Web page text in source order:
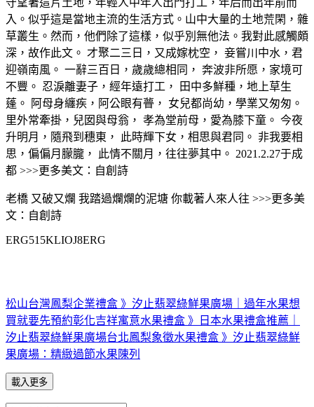
守望著這片土地，年輕人中年人出門打工，年后而出年前而
入。似乎這是當地主流的生活方式。山中大量的土地荒閑，雜
草叢生。然而，他們除了這樣，似乎別無他法。我對此感觸頗
深，故作此文。 才聚二三日，又成嫁枕空， 妾嘗川中水，君
迎嶺南風。 一辭三百日，歲歲總相同， 奔波非所愿，家境可
不豐。 忍淚離妻子，經年遠打工， 田中多鮮種，地上草生
蓬。 阿母身纏疾，阿公眼有瞢， 女兒都尚幼，學業又匆匆。
里外常牽掛，兒囡與母翁， 孝為堂前母，愛為膝下童。 今夜
升明月，隨飛到穗東， 此時輝下女，相思與君同。 非我要相
思，偏偏月朦朧， 此情不關月，往往夢其中。 2021.2.27于成
都 >>>更多美文：自創詩
老橋 又破又爛 我踏過爛爛的泥塘 你載著人來人往 >>>更多美
文：自創詩
ERG515KLIOJ8ERG
松山台灣鳳梨企業禮盒 》汐止翡翠綠鮮果廣場｜過年水果想
買就要先預約彰化吉祥寓意水果禮盒 》日本水果禮盒推薦｜
汐止翡翠綠鮮果廣場台北鳳梨象徵水果禮盒 》汐止翡翠綠鮮
果廣場：精緻過節水果陳列
載入更多